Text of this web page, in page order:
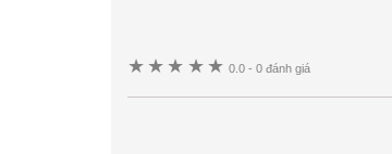
★★★ ★★ 0.0 -0 đánh giá